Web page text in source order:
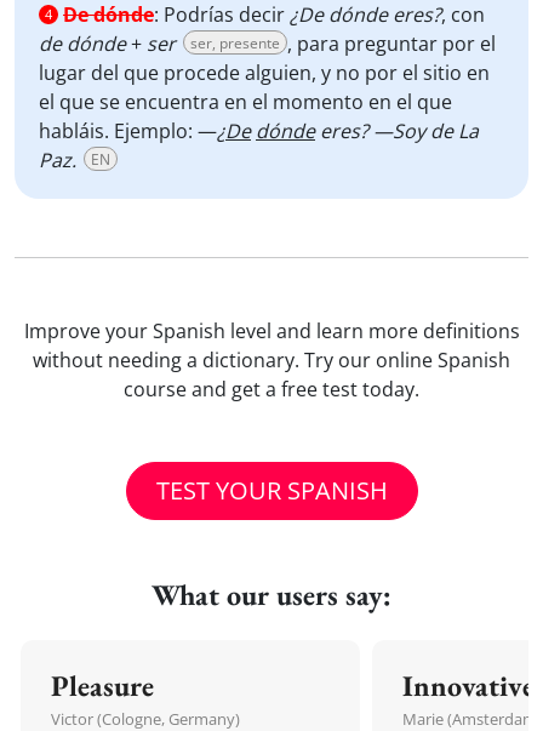
4 De dónde: Podrías decir¿De dónde eres?, con
de dónde+ ser ser, presente , para preguntar por el
lugar del que procede alguien, y no por el sitio en
el que se encuentra en el momento en el que
habláis. Ejemplo: —¿De dóndeeres? —Soy de La
Paz.
EN
Improve your Spanish level and learn more definitions
without needing a dictionary. Try our online Spanish
course and get a free test today.
TEST YOUR SPANISH
What our users say:
Pleasure
Victor (Cologne, Germany)
Innovative
Marie